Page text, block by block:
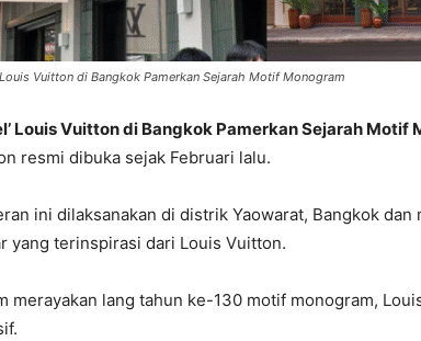
Vuitton di Bangkok Pamerkan Sejarah Motif Monogram
Louis Vuitton di Bangkok Pamerkan Sejarah Motif
resmi dibuka sejak Februari lalu.
ini dilaksanakan di distrik Yaowarat, Bangkok
yang terinspirasi dari Louis Vuitton.
merayakan lang tahun ke-130 motif monogram,